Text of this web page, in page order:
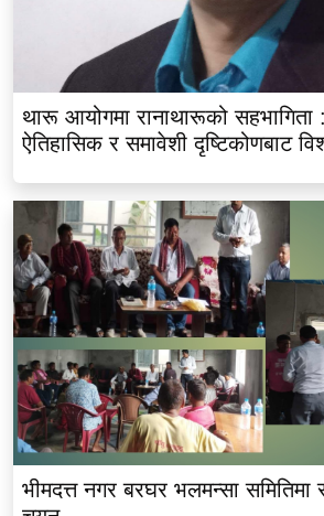
थारू आयोगमा रानाथारूको
ऐतिहासिक र समावेशी दृष्टिकोणबाट
भीमदत्त नगर बरघर भलमन्सा समितिमा